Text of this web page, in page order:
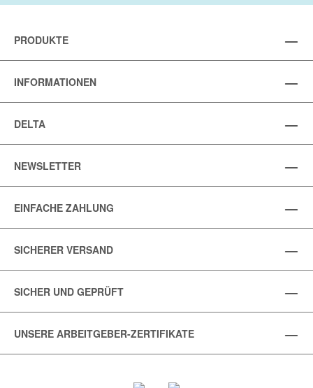
PRODUKTE
INFORMATIONEN
DELTA
NEWSLETTER
EINFACHE ZAHLUNG
SICHERER VERSAND
SICHER UND GEPRÜFT
UNSERE ARBEITGEBER-ZERTIFIKATE